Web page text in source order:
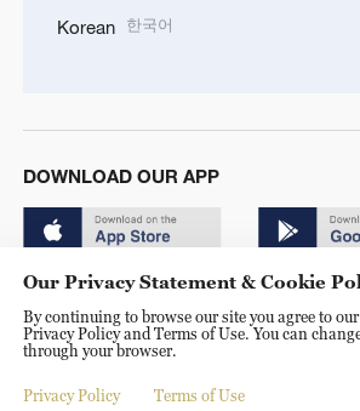
Korean 한국어
DOWNLOAD OUR APP
© China Radio International.CRI. All Rights
Shijingshan Road, Beijing, China. 100040
Our Privacy Statement & Cookie
By continuing to browse our site you agree to
Privacy Policy and Terms of Use. You can
through your browser.
Privacy Policy Terms of Use